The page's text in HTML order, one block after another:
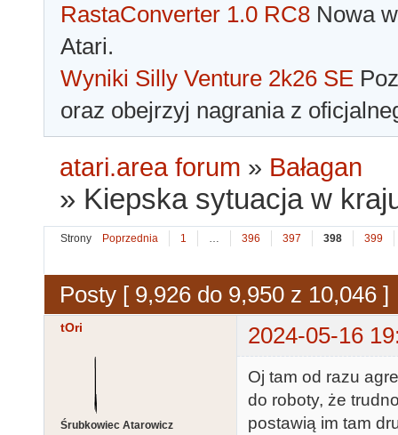
RastaConverter 1.0 RC8 Nowa
Atari.
Wyniki Silly Venture 2k26 SE
oraz obejrzyj nagrania z
atari.area forum » Bałagan
» Kiepska sytuacja w
Strony Poprzednia 1 … 396 397 398 399
Posty [ 9,926 do 9,950 z 10,046 ]
tOri 2024-05-16
Śrubkowiec Atarowicz
Oj tam od razu
do roboty, że
postawią im tam